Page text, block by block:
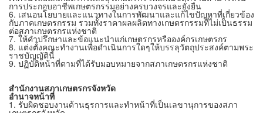
การประกอบอาชีพเกษตรกรรมอย่างครบวงจรและยั่งยืน
6. เสนอนโยบายและแนวทางในการพัฒนาและแก้ไขปัญหาที่เกี่ยวข้อง
กับภาคเกษตรกรรม รวมทั้งราคาผลผลิตทางเกษตรกรรมที่ไม่เป็นธรรม
ต่อสภาเกษตรกรแห่งชาติ
7. ให้คำปรึกษาและข้อแนะนำแก่เกษตรกรหรือองค์กรเกษตรกร
8. แต่งตั้งคณะทำงานเพื่อดำเนินการใดๆให้บรรลุวัตถุประสงค์ตามพระ
ราชบัญญัตินี้
9. ปฏิบัติหน้าที่ตามที่ได้รับมอบหมายจากสภาเกษตรกรแห่งชาติ
สำนักงานสภาเกษตรกรจังหวัด
อำนาจหน้าที่
1. รับผิดชอบงานด้านธุรการและทำหน้าที่เป็นเลขานุการของสภา